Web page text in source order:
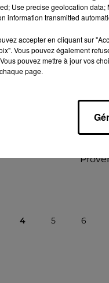
LE
Pour
4 5 6
Use precise geolocation
information transmitted
accepter en cliquant sur
Vous pouvez également
pouvez mettre à jour vos
page.